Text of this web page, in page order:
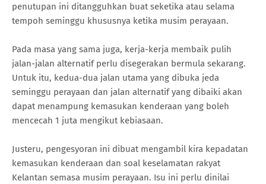
penutupan ini ditangguhkan buat seketika atau selama
tempoh seminggu khususnya ketika musim perayaan.
Pada masa yang sama juga, kerja-kerja membaik pulih
jalan-jalan alternatif perlu disegerakan bermula sekarang.
Untuk itu, kedua-dua jalan utama yang dibuka jeda
seminggu perayaan dan jalan alternatif yang dibaiki akan
dapat menampung kemasukan kenderaan yang boleh
mencecah 1 juta mengikut kebiasaan.
Justeru, pengesyoran ini dibuat mengambil kira kepadatan
kemasukan kenderaan dan soal keselamatan rakyat
Kelantan semasa musim perayaan. Isu ini perlu dinilai